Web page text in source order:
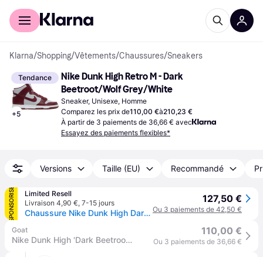
Acheter avec Klarna
Klarna/Shopping/Vêtements/Chaussures/Sneakers
Tendance
+5
Nike Dunk High Retro M - Dark
Beetroot/Wolf Grey/White
Sneaker, Unisexe, Homme
Comparez les prix de110,00 €à210,23 €
À partir de 3 paiements de 36,66 € avec
Essayez des paiements flexibles*
Versions Taille (EU) Recommandé
SPONSORISÉ
Limited Resell
Livraison 4,90 €, 7-15 jours
Chaussure Nike Dunk High Dark Beetroot 42.5
127,50 €
Ou 3 paiements de 42,50 €
Goat
Nike Dunk High 'Dark Beetroot' | Rouge | US 10M
110,00 €
Ou 3 paiements de 36,66 €